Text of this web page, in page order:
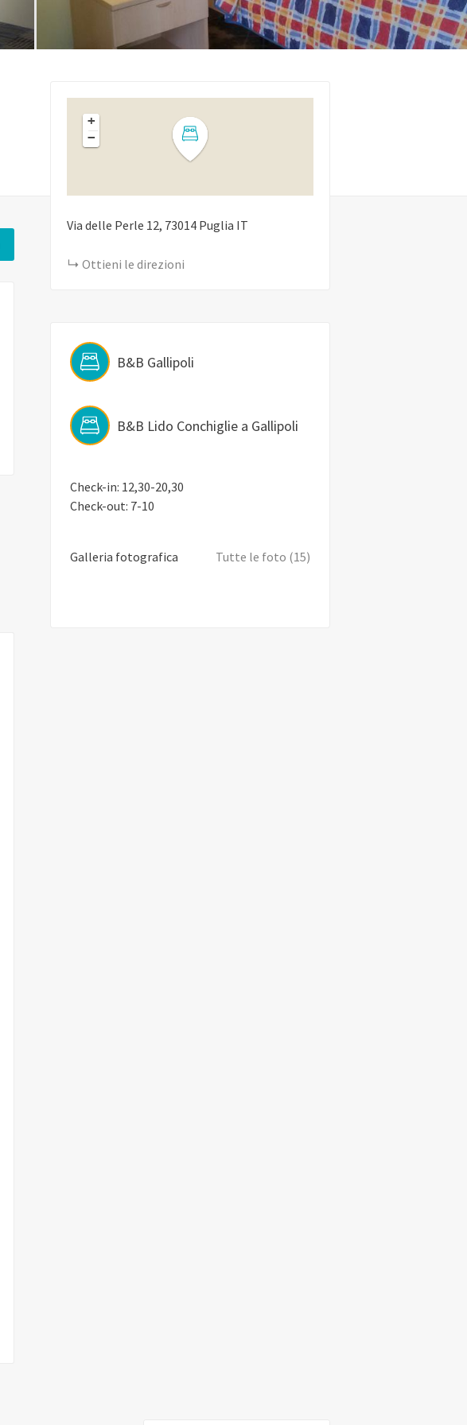
+
−
Via delle Perle 12 73014 Puglia IT
Ottieni le direzioni
B&B Gallipoli
B&B Lido Conchiglie a Gallipoli
Check-in: 12,30-20,30
Check-out: 7-10
Galleria fotografica Tutte le foto (15)